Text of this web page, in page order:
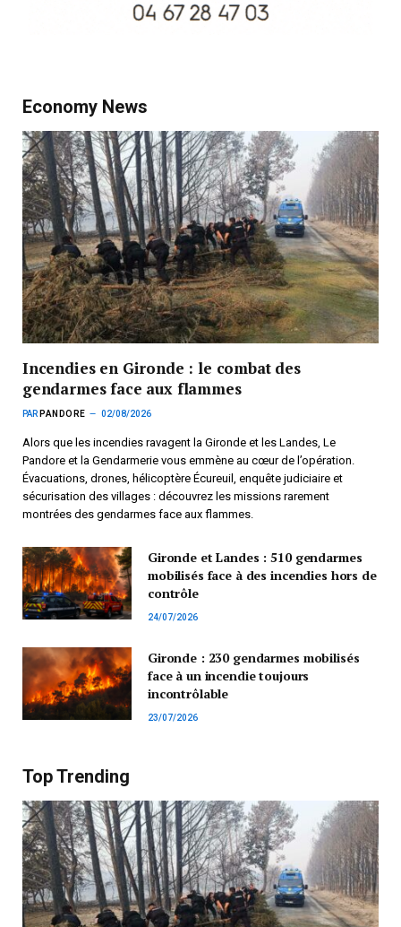
Economy News
Incendies en Gironde : le combat des
gendarmes face aux flammes
PAR PANDORE 02/08/2026
Alors que les incendies ravagent la Gironde et les Landes, Le
Pandore et la Gendarmerie vous emmène au cœur de l’opération.
Évacuations, drones, hélicoptère Écureuil, enquête judiciaire et
sécurisation des villages : découvrez les missions rarement
montrées des gendarmes face aux flammes.
Gironde et Landes : 510 gendarmes
mobilisés face à des incendies hors de
contrôle
24/07/2026
Gironde : 230 gendarmes mobilisés
face à un incendie toujours
incontrôlable
23/07/2026
Top Trending